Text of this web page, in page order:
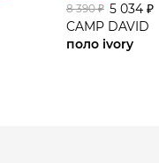
8 390 ₽ 5 034 ₽
CAMP DAVID
поло ivory